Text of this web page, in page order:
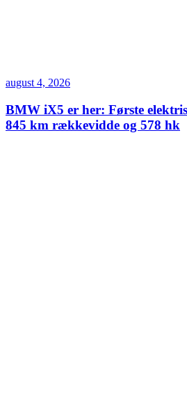
august 4, 2026
BMW iX5 er her: Første
845 km rækkevidde og 578 hk